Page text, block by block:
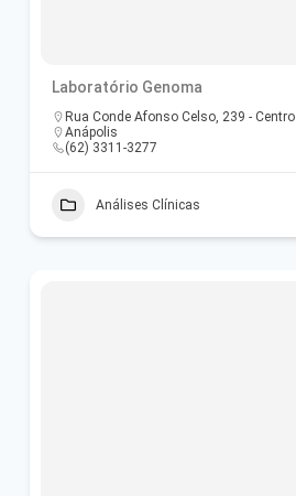
Laboratório Genoma
Rua Conde Afonso Celso, 239 - Centro
Anápolis
(62) 3311-3277
Análises Clínicas